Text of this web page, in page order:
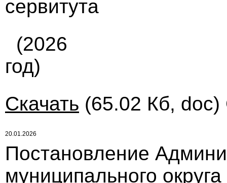
сервитута
(2026
год)
Скачать (65.02 Кб, doc)
20.01.2026
Постановление
муниципального